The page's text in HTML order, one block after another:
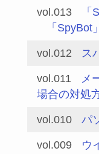
vol.013
「
vol.012 ス
vol.011
メ
場合の対処
vol.010 パ
vol.009
ウ